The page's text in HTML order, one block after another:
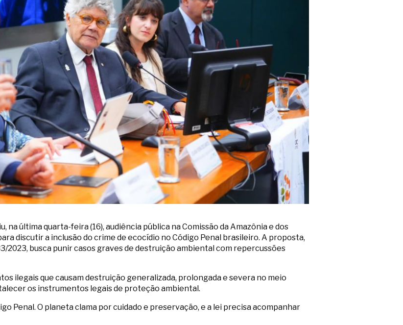
na última quarta-feira (16), audiência pública na Comissão da Amazônia e dos
discutir a inclusão do crime de ecocídio no Código Penal brasileiro. A proposta,
2023, busca punir casos graves de destruição ambiental com repercussões
ilegais que causam destruição generalizada, prolongada e severa no meio
os instrumentos legais de proteção ambiental.
Penal. O planeta clama por cuidado e preservação, e a lei precisa acompanhar